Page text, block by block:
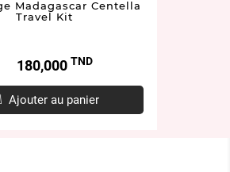
Madagascar Centella
Travel Kit
Prix180,000 TND
Ajouter au panier